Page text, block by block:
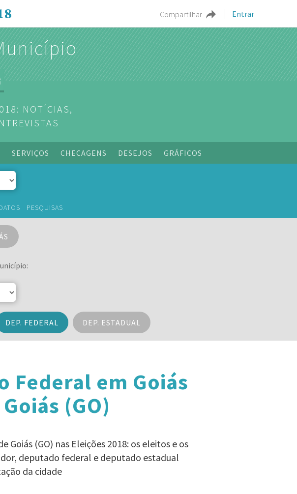
Compartilhar Entrar
NOTÍCIAS,
SERVIÇOS CHECAGENS DESEJOS GRÁFICOS
PESQUISAS
DEP. FEDERAL DEP. ESTADUAL
Federal em Goiás
(GO)
(GO) nas Eleições 2018: os eleitos e os
deputado federal e deputado estadual
da cidade